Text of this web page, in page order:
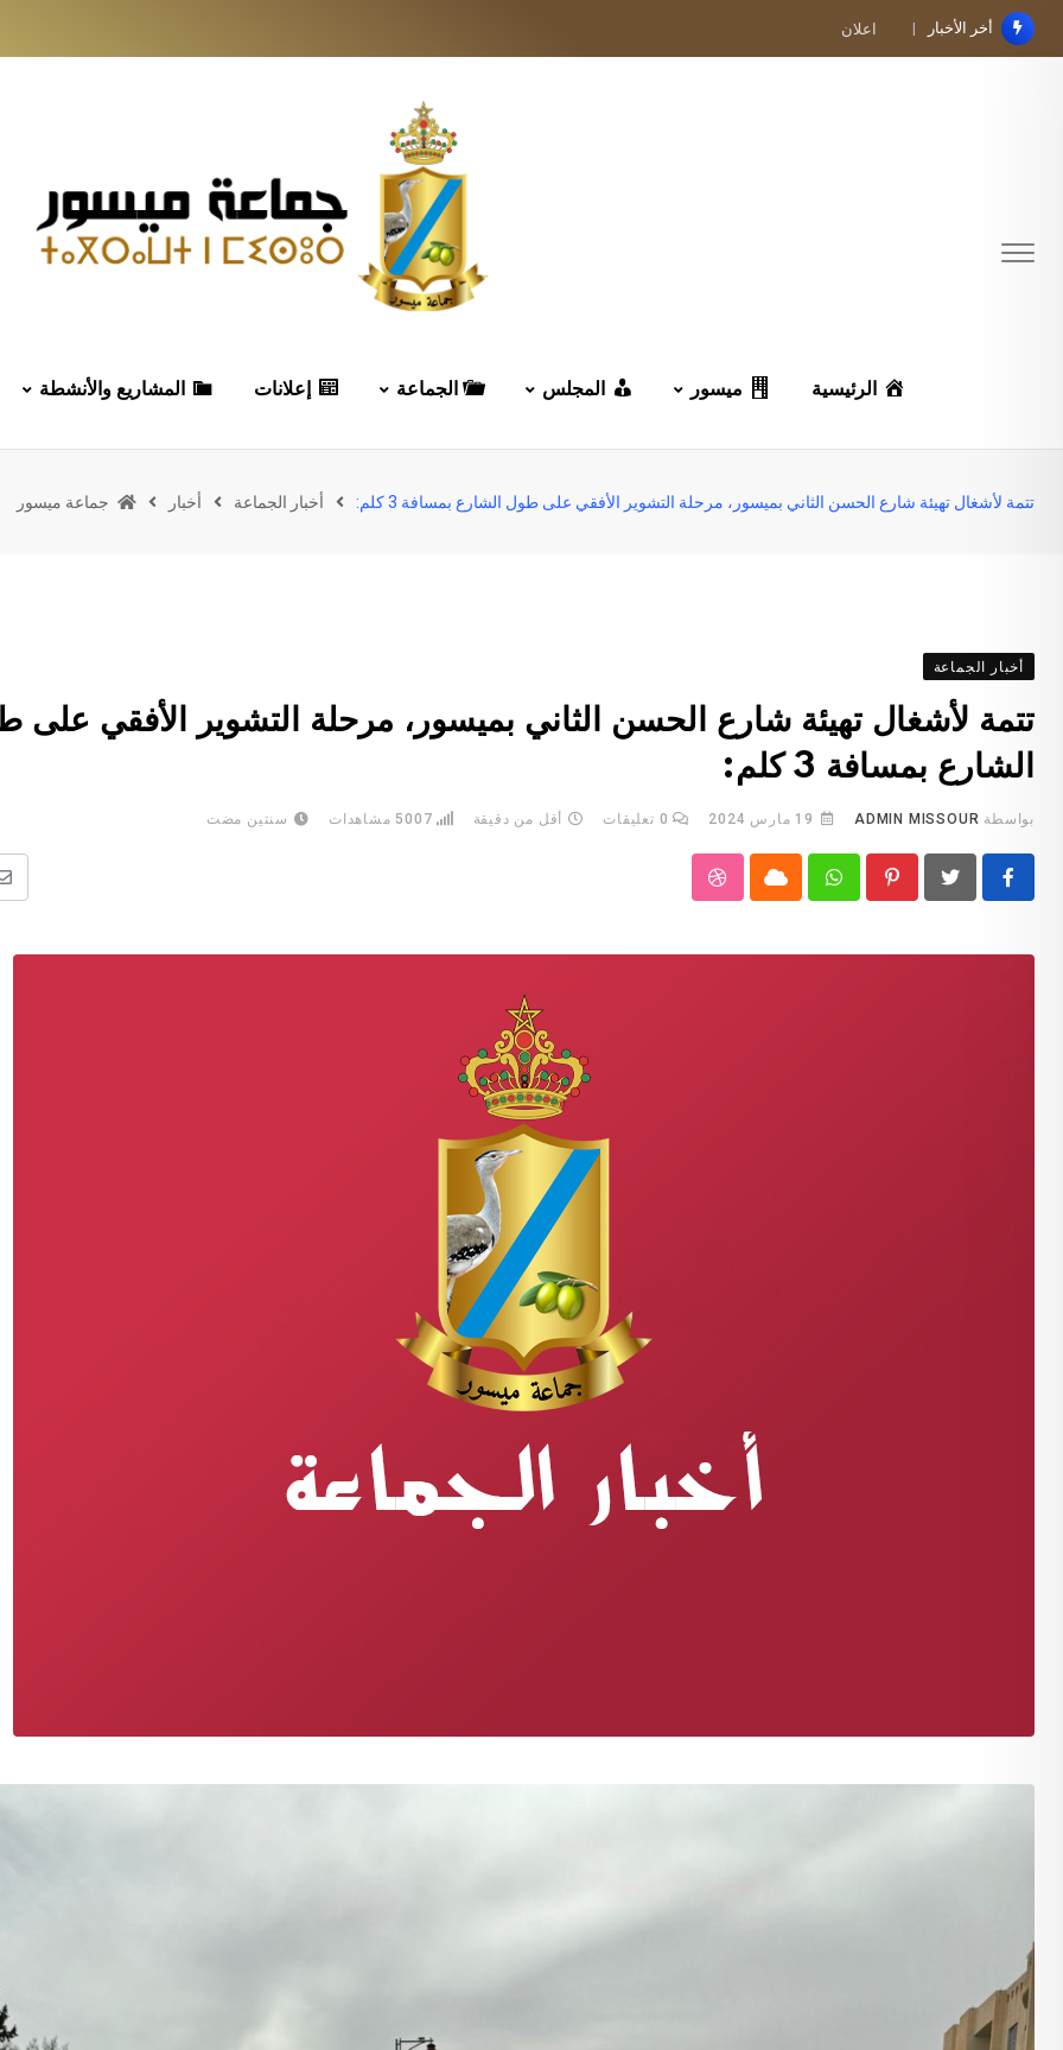
Skip
أخر الأخبار اعـــــلان
الرئيسية ميسور المجلس الجماعة إعلانات المشاريع والأنشطة
تتمة لأشغال تهيئة شارع الحسن الثاني بميسور، مرحلة التشوير الأفقي على طول الشارع بمسافة 3 كلم: أخبار الجماعة أخبار جماعة ميسور
أخبار الجماعة
تتمة لأشغال تهيئة شارع الحسن الثاني بميسور، مرحلة التشوير الأفقي على
الشارع بمسافة 3 كلم:
بواسطة ADMIN MISSOUR 19 مارس 2024 0 تعليقات أقل من دقيقة 5007 مشاهدات سنتين مضت
Pinterest
Whatsapp
Cloud
StumbleUpon